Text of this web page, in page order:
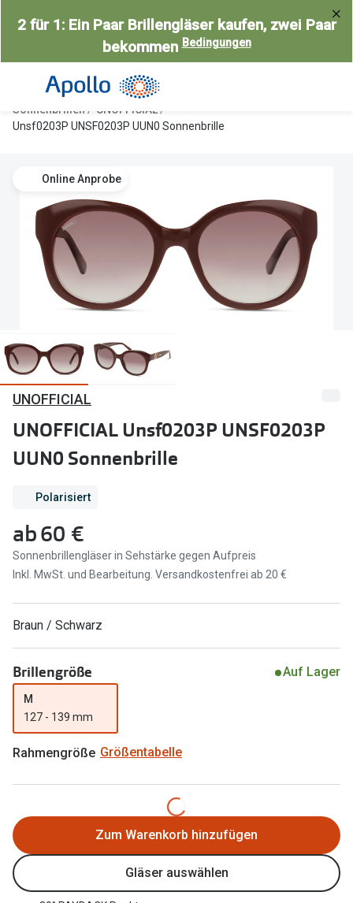
zum2 für 1: Ein Paar Brillengläser kaufen, zwei Paar
bekommen Bedingungen
Alle Brillen
Damen
Herren
Gleitsicht
AI Glasses
Selbsttönende Brillen
Lesebrillen
Weitere Kategorien
Brillen Sale
Marken
Ray-Ban
DbyD
Prada
Seen
Miu Miu
alle Marken
Ratgeber
Gleitsicht Ratgeber
Alle Brillen Ratgeber
Angebote
Brillen 2 für 1
20% auf selbsttönende Gläser
Back to School: 50% auf die zweite Kinderbrille
Trends
Nuance Audio Brille
Gleitsicht
Mit
Ray-Ban
Trends
Randlose
Farbe
Zubehör
Sonnenbrillen
UNOFFICIAL
Unsf0203P UNSF0203P UUN0 Sonnenbrille
Online Anprobe
UNOFFICIAL
UNOFFICIAL Unsf0203P UNSF0203P
UUN0 Sonnenbrille
Polarisiert
ab60 €
Sonnenbrillengläser in Sehstärke gegen Aufpreis
Inkl. MwSt. und Bearbeitung. Versandkostenfrei ab 20 €
Braun / Schwarz
Brillengröße Auf Lager
M
127 - 139 mm
Rahmengröße Größentabelle
Zum Warenkorb hinzufügen
Gläser auswählen